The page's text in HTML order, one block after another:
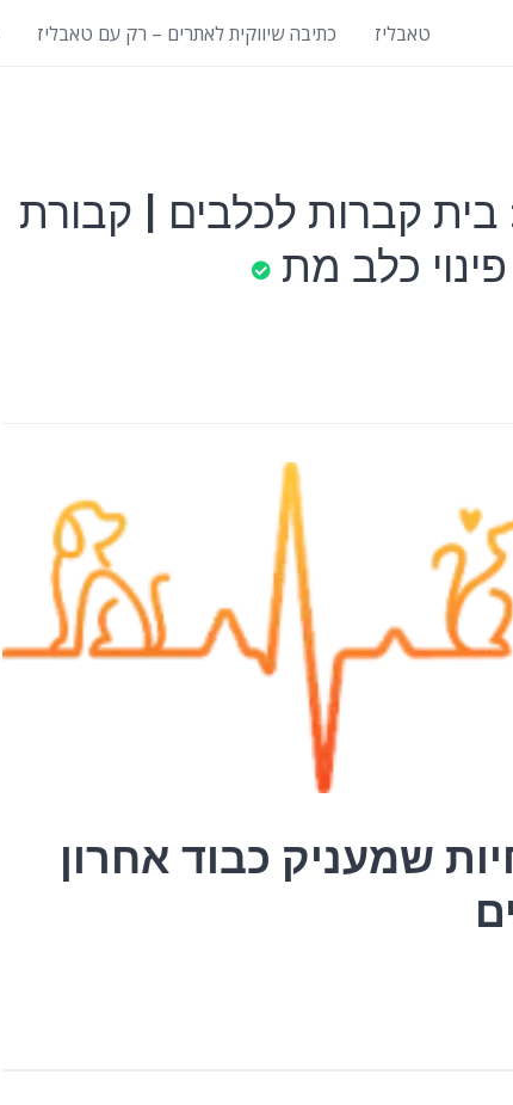
טאבליז כתיבה שיווקית לאתרים – רק עם טאבליז
בית קברות לכלבים | קבורת
כלב מת
שמעניק כבוד אחרון